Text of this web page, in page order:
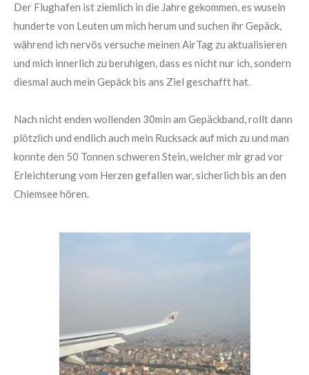
Der Flughafen ist ziemlich in die Jahre gekommen, es wuseln
hunderte von Leuten um mich herum und suchen ihr Gepäck,
während ich nervös versuche meinen AirTag zu aktualisieren
und mich innerlich zu beruhigen, dass es nicht nur ich, sondern
diesmal auch mein Gepäck bis ans Ziel geschafft hat.
Nach nicht enden wollenden 30min am Gepäckband, rollt dann
plötzlich und endlich auch mein Rucksack auf mich zu und man
konnte den 50 Tonnen schweren Stein, welcher mir grad vor
Erleichterung vom Herzen gefallen war, sicherlich bis an den
Chiemsee hören.